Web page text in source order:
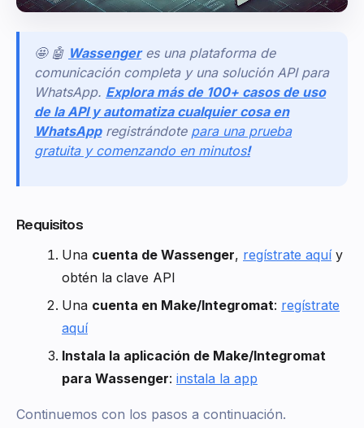
🤩 🤖 Wassenger es una plataforma de
comunicación completa y una solución API para
WhatsApp. Explora más de 100+ casos de uso
de la API y automatiza cualquier cosa en
WhatsApp registrándote para una prueba
gratuita y comenzando en minutos!
Requisitos
Una cuenta de Wassenger, regístrate aquíy
obtén la clave API
Una cuenta en Make/Integromat: regístrate
aquí
Instala la aplicación de Make/Integromat
para Wassenger: instala la app
Continuemos con los pasos a continuación.